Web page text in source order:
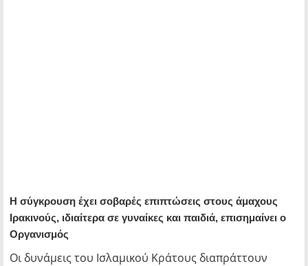
Η σύγκρουση έχει σοβαρές επιπτώσεις στους άμαχους
Ιρακινούς, ιδιαίτερα σε γυναίκες και παιδιά, επισημαίνει ο
Οργανισμός
Οι δυνάμεις του Ισλαμικού Κράτους διαπράττουν